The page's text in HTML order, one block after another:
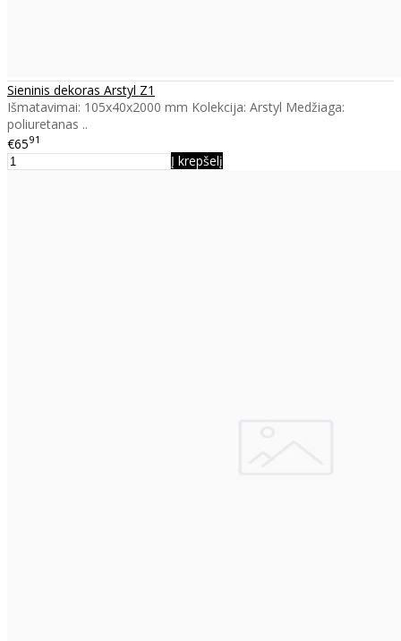
Sieninis dekoras Arstyl Z1
Išmatavimai: 105x40x2000 mm Kolekcija: Arstyl Medžiaga:
poliuretanas ..
€6591
Į krepšelį